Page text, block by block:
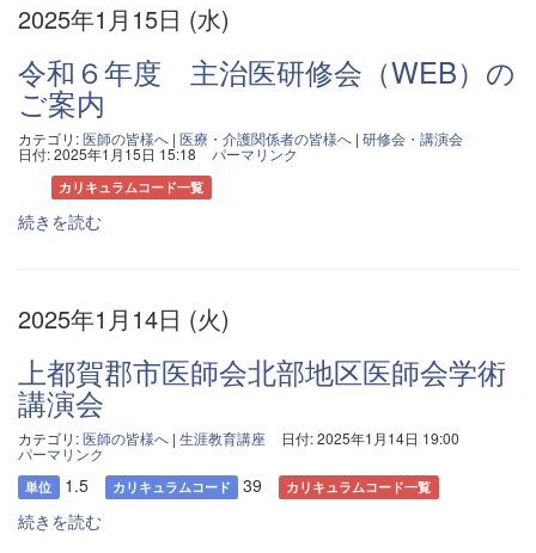
2025年1月15日 (水)
令和６年度 主治医研修会（WEB）の
ご案内
カテゴリ:医師の皆様へ | 医療・介護関係者の皆様へ | 研修会・講演会
日付: 2025年1月15日 15:18 パーマリンク
カリキュラムコード一覧
続きを読む
2025年1月14日 (火)
上都賀郡市医師会北部地区医師会学術
講演会
カテゴリ:医師の皆様へ | 生涯教育講座 日付: 2025年1月14日 19:00
パーマリンク
単位 1.5 カリキュラムコード 39 カリキュラムコード一覧
続きを読む